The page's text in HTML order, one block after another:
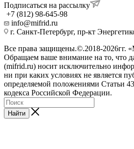
Подписаться на рассылку
+7 (812) 98-645-98
info@mifrid.ru
г. Санкт-Петербург, пр-кт
Все права защищены.©.2018-
Обращаем ваше внимание на то, что
(mifrid.ru) носит исключительно
ни при каких условиях не является
определяемой положениями Статьи
кодекса Российской Федерации.
Найти